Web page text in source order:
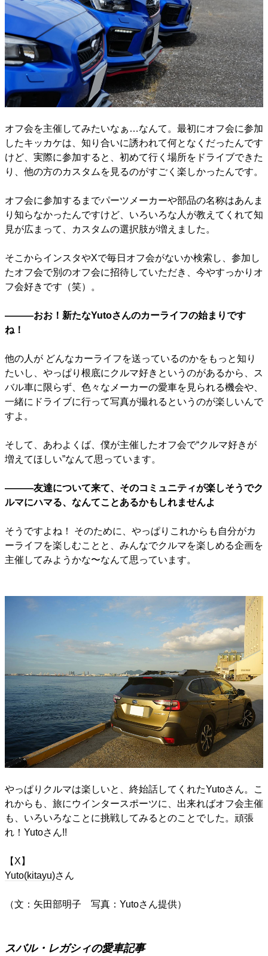
オフ会を主催してみたいなぁ…なんて。最初にオフ会に参加
したキッカケは、知り合いに誘われて何となくだったんです
けど、実際に参加すると、初めて行く場所をドライブできた
り、他の方のカスタムを見るのがすごく楽しかったんです。
オフ会に参加するまでパーツメーカーや部品の名称はあんま
り知らなかったんですけど、いろいろな人が教えてくれて知
見が広まって、カスタムの選択肢が増えました。
そこからインスタやXで毎日オフ会がないか検索し、参加し
たオフ会で別のオフ会に招待していただき、今やすっかりオ
フ会好きです（笑）。
―――おお！新たなYutoさんのカーライフの始まりです
ね！
他の人が どんなカーライフを送っているのかをもっと知り
たいし、やっぱり根底にクルマ好きというのがあるから、ス
バル車に限らず、色々なメーカーの愛車を見られる機会や、
一緒にドライブに行って写真が撮れるというのが楽しいんで
すよ。
そして、あわよくば、僕が主催したオフ会で“クルマ好きが
増えてほしい”なんて思っています。
―――友達について来て、そのコミュニティが楽しそうでク
ルマにハマる、なんてことあるかもしれませんよ
そうですよね！ そのために、やっぱりこれからも自分がカ
ーライフを楽しむことと、みんなでクルマを楽しめる企画を
主催してみようかな〜なんて思っています。
やっぱりクルマは楽しいと、終始話してくれたYutoさん。こ
れからも、旅にウインタースポーツに、出来ればオフ会主催
も、いろいろなことに挑戦してみるとのことでした。頑張
れ！Yutoさん!!
【X】
Yuto(kitayu)さん
（文：矢田部明子 写真：Yutoさん提供）
スバル・レガシィの愛車記事